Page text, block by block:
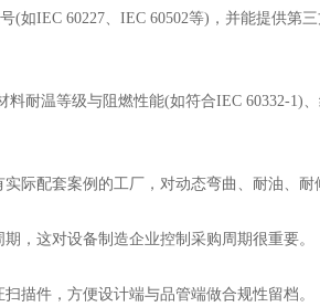
如IEC 60227、IEC 60502等)，并能提供第三
耐温等级与阻燃性能(如符合IEC 60332-1)
际配套案例的工厂，对动态弯曲、耐油、耐
，这对设备制造企业控制采购周期很重要。
描件，方便设计端与品管端做合规性留档。